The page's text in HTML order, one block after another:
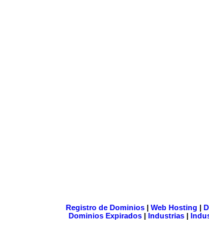
Registro de Dominios| Web Hosting |
Dominios Expirados | Industrias |